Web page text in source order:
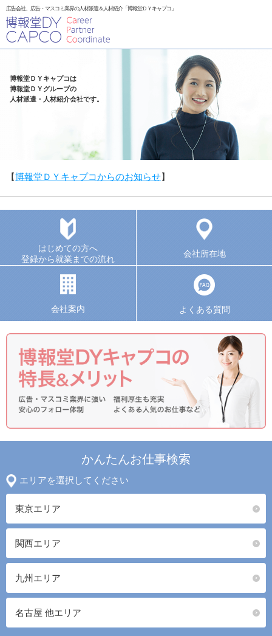
広告会社、広告・マスコミ業界の人材派遣＆人材紹介「博報堂ＤＹキャプコ」
博報堂ＤＹキャプコは
博報堂ＤＹグループの
人材派遣・人材紹介会社です。
【博報堂ＤＹキャプコからのお知らせ】
はじめての方へ
登録から就業までの流れ
会社所在地
会社案内 よくある質問
かんたんお仕事検索
エリアを選択してください
東京エリア
関西エリア
九州エリア
名古屋 他エリア